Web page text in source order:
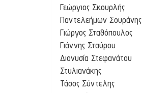
Γεώργιος Σκουρλής
Παντελεήμων Σουράνης
Γιώργος Σταθόπουλος
Γιάννης Σταύρου
Διονυσία Στεφανάτου
Στυλιανάκης
Τάσος Σύντελης